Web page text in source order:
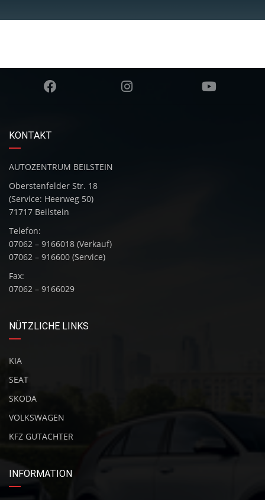
KONTAKT
AUTOZENTRUM BEILSTEIN
Oberstenfelder Str. 18
(Service: Heerweg 50)
71717 Beilstein
Telefon:
07062 – 9166018 (Verkauf)
07062 – 916600 (Service)
Fax:
07062 – 9166029
NÜTZLICHE LINKS
KIA
SEAT
SKODA
VOLKSWAGEN
KFZ GUTACHTER
INFORMATION